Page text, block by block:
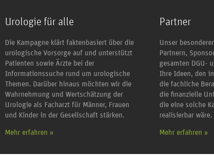
Urologie für alle
Die Kampagne klärt faktenbasiert über die
urologische Vorsorge auf und unterstützt
Patienten sowie Ärzte bei der
Informationssuche rund um urologische
Themen. Darüber hinaus möchten wir die
Wahrnehmung und Wertschätzung der
Urologie als Facharzt für Männer, Frauen
und Kinder in der Gesellschaft stärken.
Mehr erfahren »
Partner
Unser
Partnern,
gesamten DGU-
Ihre Ideen, den
die fachliche
die finanzielle
die eine solche
realisierbar wäre.
Mehr erfahren »